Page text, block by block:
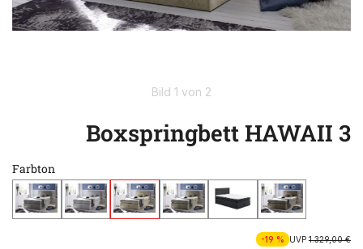
Bild 1 von 2
Boxspringbett HAWAII 3
Farbton
-19 % UVP1.329,00 €